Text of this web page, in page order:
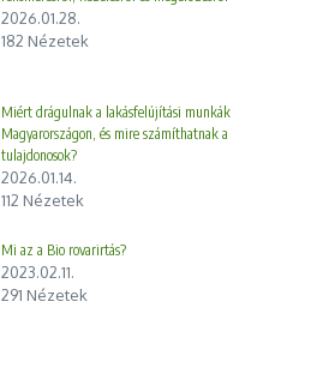
2026.01.28.
182 Nézetek
Miért drágulnak a lakásfelújítási munkák
Magyarországon, és mire számíthatnak a
tulajdonosok?
2026.01.14.
112 Nézetek
Mi az a Bio rovarirtás?
2023.02.11.
291 Nézetek